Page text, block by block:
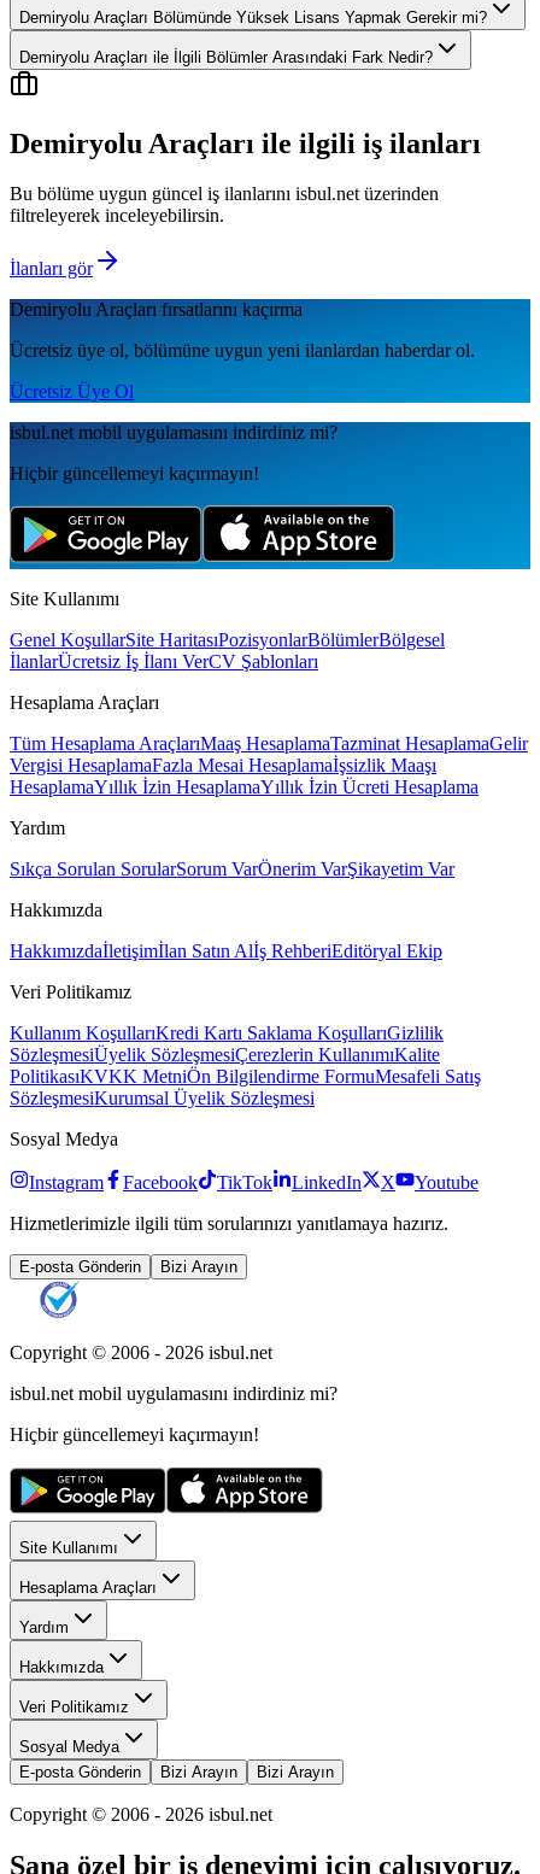
Demiryolu Araçları Bölümünde Yüksek Lisans Yapmak Gerekir mi?
Demiryolu Araçları ile İlgili Bölümler Arasındaki Fark Nedir?
Demiryolu Araçları ile ilgili iş ilanları
Bu bölüme uygun güncel iş ilanlarını isbul.net üzerinden
filtreleyerek inceleyebilirsin.
İlanları gör
Demiryolu Araçları fırsatlarını kaçırma
Ücretsiz üye ol, bölümüne uygun yeni ilanlardan haberdar ol.
Ücretsiz Üye Ol
isbul.netmobil uygulamаsını indirdiniz mi?
Hiçbir güncellemeyi kaçırmayın!
Site Kullanımı
Genel KoşullarSite HaritasıPozisyonlarBölümlerBölgesel
İlanlarÜcretsiz İş İlanı VerCV Şablonları
Hesaplama Araçları
Tüm Hesaplama AraçlarıMaaş HesaplamaTazminat HesaplamaGelir
Vergisi HesaplamaFazla Mesai Hesaplamaİşsizlik Maaşı
HesaplamaYıllık İzin HesaplamaYıllık İzin Ücreti Hesaplama
Yardım
Sıkça Sorulan SorularSorum VarÖnerim VarŞikayetim Var
Hakkımızda
Hakkımızdaİletişimİlan Satın Alİş RehberiEditöryal Ekip
Veri Politikamız
Kullanım KoşullarıKredi Kartı Saklama KoşullarıGizlilik
SözleşmesiÜyelik SözleşmesiÇerezlerin KullanımıKalite
PolitikasıKVKK MetniÖn Bilgilendirme FormuMesafeli Satış
SözleşmesiKurumsal Üyelik Sözleşmesi
Sosyal Medya
Instagram Facebook TikTok LinkedIn X
Youtube
Hizmetlerimizle ilgili tüm sorularınızı yanıtlamaya hazırız.
E-posta Gönderin Bizi Arayın
Copyright © 2006 - 2026 isbul.net
isbul.netmobil uygulamasını indirdiniz mi?
Hiçbir güncellemeyi kaçırmayın!
Site Kullanımı
Hesaplama Araçları
Yardım
Hakkımızda
Veri Politikamız
Sosyal Medya
E-posta Gönderin
Bizi Arayın Bizi Arayın
Copyright © 2006 - 2026 isbul.net
Sana özel bir iş deneyimi için çalışıyoruz.